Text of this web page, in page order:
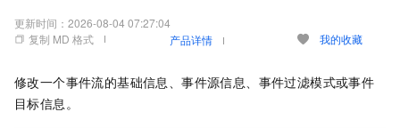
更新时间： 2026-08-04 07:27:04
复制 MD 格式
产品详情 我的收藏
修改一个事件流的基础信息、事件源信息、事件过滤模式或事件
目标信息。